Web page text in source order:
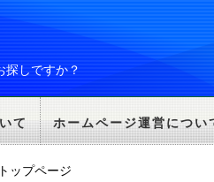
探しですか？
て ホームページ運営につい
ップページ